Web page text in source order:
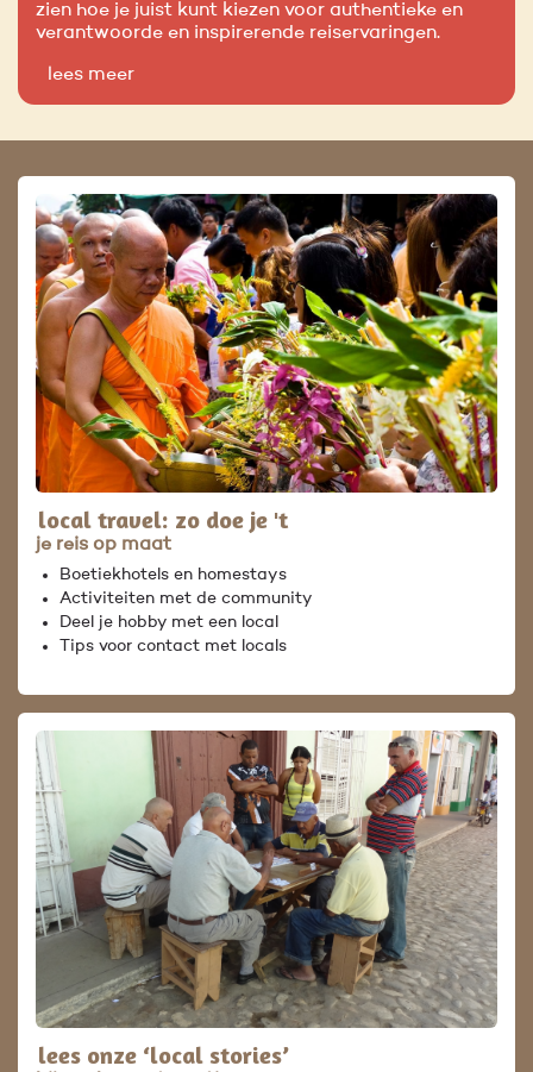
zien hoe je juist kunt kiezen voor authentieke en
verantwoorde en inspirerende reiservaringen.
lees meer
local travel: zo doe je 't
je reis op maat
Boetiekhotels en homestays
Activiteiten met de community
Deel je hobby met een local
Tips voor contact met locals
lees onze ‘local stories’